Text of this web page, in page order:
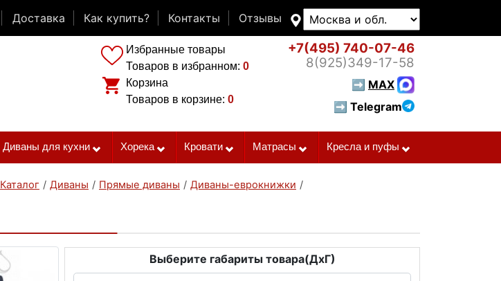
Доставка Как купить? Контакты Отзывы
Избранные товары
Товаров в избранном: 0
Корзина
Товаров в корзине: 0
+7(495) 740-07-46
8(925)349-17-58
➡ MAX
➡ Telegram
Диваны для кухни Хорека Кровати Матрасы Кресла и пуфы
Каталог / Диваны / Прямые диваны / Диваны-еврокнижки /
Выберите габариты товара(ДxГ)